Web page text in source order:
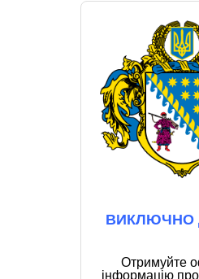
ВИКЛЮЧНО
Отримуйте
інформацію про